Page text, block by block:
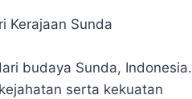
budaya Sunda, Indonesia.
serta kekuatan